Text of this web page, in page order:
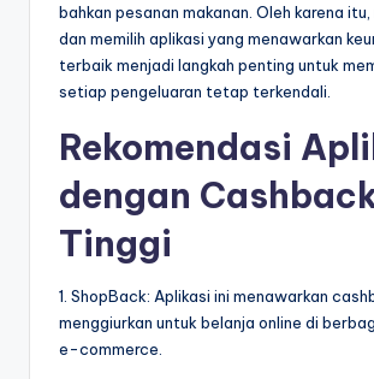
bahkan pesanan makanan. Oleh karena
dan memilih aplikasi yang menawarkan
terbaik menjadi langkah penting untuk
setiap pengeluaran tetap terkendali.
Rekomendasi
dengan
Tinggi
1. ShopBack: Aplikasi ini menawarkan
menggiurkan untuk belanja online di
e-commerce.